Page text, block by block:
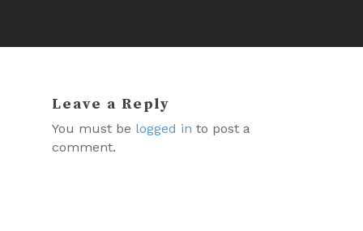
Leave a Reply
You must be logged in to post a
comment.